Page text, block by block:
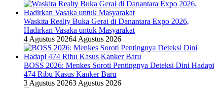
Waskita Realty Buka Gerai di Danantara Expo 2026,
Hadirkan Vasaka untuk Masyarakat
4 Agustus 20264 Agustus 2026
BOSS 2026: Menkes Soroti Pentingnya Deteksi Dini Hadapi
474 Ribu Kasus Kanker Baru
3 Agustus 20263 Agustus 2026